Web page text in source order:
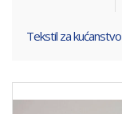
Tekstil za kućanstvo